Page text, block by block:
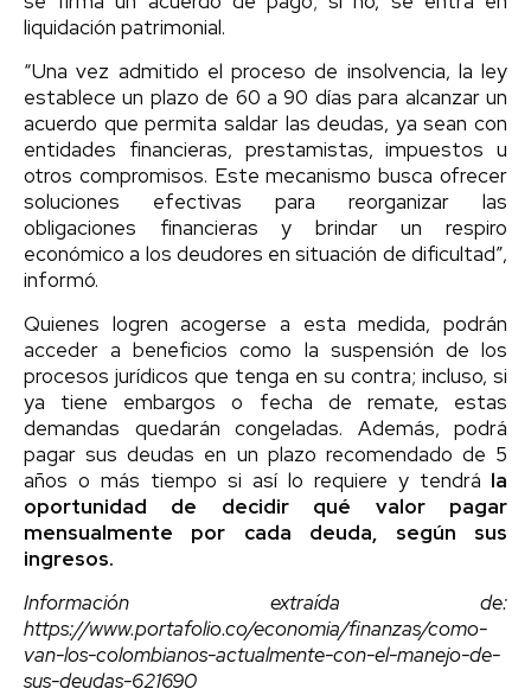
liquidación patrimonial.
“Una vez admitido el proceso de insolvencia, la ley
establece un plazo de 60 a 90 días para alcanzar un
acuerdo que permita saldar las deudas, ya sean con
entidades financieras, prestamistas, impuestos u
otros compromisos. Este mecanismo busca ofrecer
soluciones efectivas para reorganizar las
obligaciones financieras y brindar un respiro
económico a los deudores en situación de dificultad”,
informó.
Quienes logren acogerse a esta medida, podrán
acceder a beneficios como la suspensión de los
procesos jurídicos que tenga en su contra; incluso, si
ya tiene embargos o fecha de remate, estas
demandas quedarán congeladas. Además, podrá
pagar sus deudas en un plazo recomendado de 5
años o más tiempo si así lo requiere y tendrá la
oportunidad de decidir qué valor pagar
mensualmente por cada deuda, según sus
ingresos.
Información extraída de:
https://www.portafolio.co/economia/finanzas/como-
van-los-colombianos-actualmente-con-el-manejo-de-
sus-deudas-621690